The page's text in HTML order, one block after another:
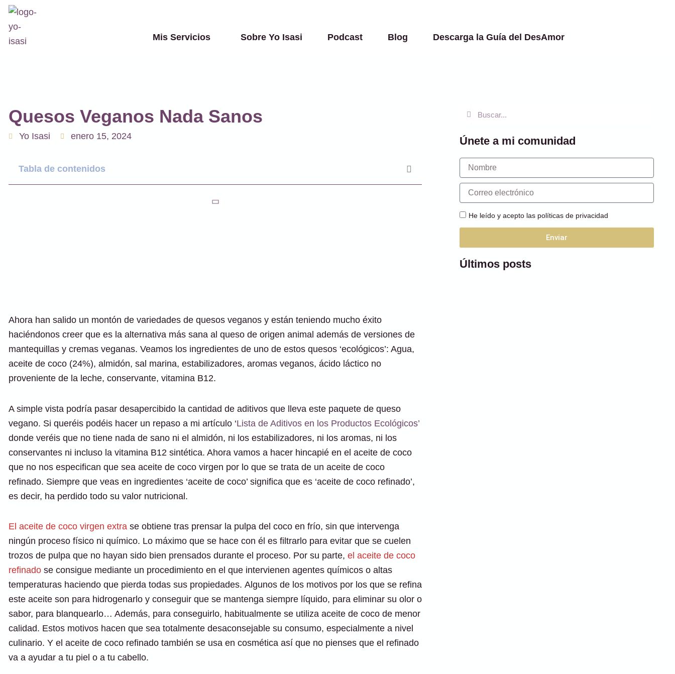
contenido
Mis Servicios Sobre Yo Isasi Podcast Blog Descarga la Guía del DesAmor
Quesos Veganos Nada Sanos
Yo Isasi enero 15, 2024
Tabla de contenidos
Ahora han salido un montón de variedades de quesos veganos y están teniendo mucho éxito
haciéndonos creer que es la alternativa más sana al queso de origen animal además de versiones de
mantequillas y cremas veganas. Veamos los ingredientes de uno de estos quesos ‘ecológicos’: Agua,
aceite de coco (24%), almidón, sal marina, estabilizadores, aromas veganos, ácido láctico no
proveniente de la leche, conservante, vitamina B12.
A simple vista podría pasar desapercibido la cantidad de aditivos que lleva este paquete de queso
vegano. Si queréis podéis hacer un repaso a mi artículo ‘Lista de Aditivos en los Productos Ecológicos’
donde veréis que no tiene nada de sano ni el almidón, ni los estabilizadores, ni los aromas, ni los
conservantes ni incluso la vitamina B12 sintética. Ahora vamos a hacer hincapié en el aceite de coco
que no nos especifican que sea aceite de coco virgen por lo que se trata de un aceite de coco
refinado. Siempre que veas en ingredientes ‘aceite de coco’ significa que es ‘aceite de coco refinado’,
es decir, ha perdido todo su valor nutricional.
El aceite de coco virgen extra se obtiene tras prensar la pulpa del coco en frío, sin que intervenga
ningún proceso físico ni químico. Lo máximo que se hace con él es filtrarlo para evitar que se cuelen
trozos de pulpa que no hayan sido bien prensados durante el proceso. Por su parte, el aceite de coco
refinado se consigue mediante un procedimiento en el que intervienen agentes químicos o altas
temperaturas haciendo que pierda todas sus propiedades. Algunos de los motivos por los que se refina
este aceite son para hidrogenarlo y conseguir que se mantenga siempre líquido, para eliminar su olor o
sabor, para blanquearlo… Además, para conseguirlo, habitualmente se utiliza aceite de coco de menor
calidad. Estos motivos hacen que sea totalmente desaconsejable su consumo, especialmente a nivel
culinario. Y el aceite de coco refinado también se usa en cosmética así que no pienses que el refinado
va a ayudar a tu piel o a tu cabello.
Buscar
Únete a mi comunidad
Nombre
Correo
electrónico
He leído y acepto las políticas de privacidad
Enviar
Últimos posts